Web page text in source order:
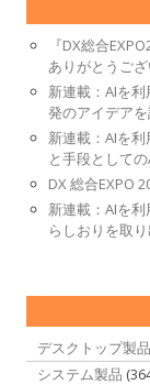
『DX総合
ありがとうご
新連載：AIを
発のアイデア
新連載：AIを
と手段としての
DX 総合EXPO
新連載：AIを
らしおりを取
デスクトップ製品
システム製品